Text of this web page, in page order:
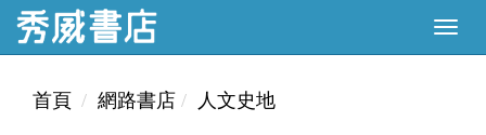
首頁 網路書店 人文史地